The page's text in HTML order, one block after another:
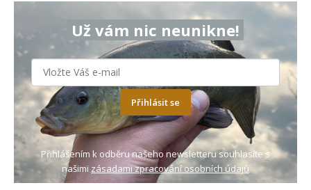
Už vám nic neunikne!
Přihlásit se
Přihlášením k odběru našeho newsletteru souhlasíte s
našimi zásadami zpracování osobních údajů